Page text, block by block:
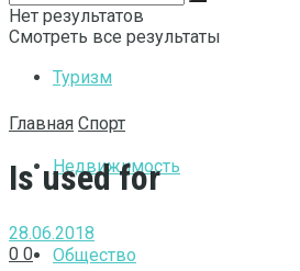
Туризм
Недвижимость
Общество
Нет результатов
Смотреть все результаты
Главная Спорт
Is used for
28.06.2018
0 0